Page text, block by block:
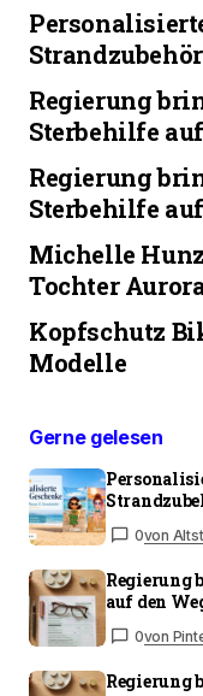
Regierung
Sterbehilfe
Regierung
Sterbehilfe
Michelle
Tochter
Kopfschutz
Modelle
Gerne gelesen
0von
Regierung
auf den
0von
Regierung